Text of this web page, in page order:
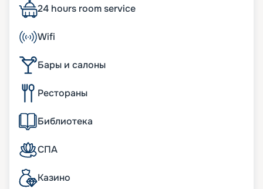
классу Solstice. Его длина – 317 метров, а ширина
– 36,8 метра. Он готов развивать максимальную
скорость 24 узла. Лайнер рассчитан на 3145
пассажиров, в чьем распоряжении будет 1425
места в рейтингах среди больших судов. Он
снабжён специальными новаторскими
солнечными панелями, благодаря которым
снижается потребление традиционных
источников энергии. Во время круиза гостей
ждет:
лучшего отдыха и релаксации;
• захватывающие шоу с горячим стеклом, где
туристы смогут насладиться созданием
настоящих произведений искусств;
24 hours room service
Wifi
Бары и салоны
Рестораны
Библиотека
СПА
Казино